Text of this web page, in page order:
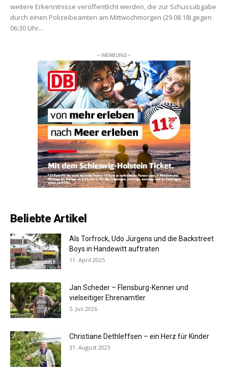
weitere Erkenntnisse veröffentlicht werden, die zur Schussabgabe
durch einen Polizeibeamten am Mittwochmorgen (29.08.18) gegen
06:30 Uhr...
– WERBUNG –
Beliebte Artikel
Als Torfrock, Udo Jürgens und die Backstreet
Boys in Handewitt auftraten
11. April 2025
Jan Scheder – Flensburg-Kenner und
vielseitiger Ehrenamtler
5. Juli 2026
Christiane Dethleffsen – ein Herz für Kinder
31. August 2023